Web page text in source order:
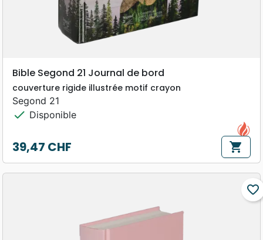
Bible Segond 21 Journal de bord
couverture rigide illustrée motif crayon
Segond 21
check Disponible
Prix
39,47 CHF shopping_cart
favorite_border